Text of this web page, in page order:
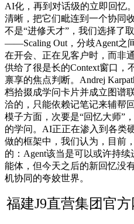
AI化，再到对话级的立即回忆
清晰，把它们毗连到一个协同
不是“进修天才”，我们选择了
——Scaling Out，分歧Agent之
在开会、正在见客户时，而非
供给了很是长的Context窗口，
禀享的焦点判断。Andrej
档拾掇成学问卡片并成立图谱
洽的，只能依赖记笔记来辅帮
模子方面，次要是“回忆大师”
的学问。AI正正在渗入到各类
做的框架中，我们认为，目前
的：Agent该当是可以或许持
能体，但今天之后的新回忆没
机协同的夸姣世界。
福建J9直营集团官